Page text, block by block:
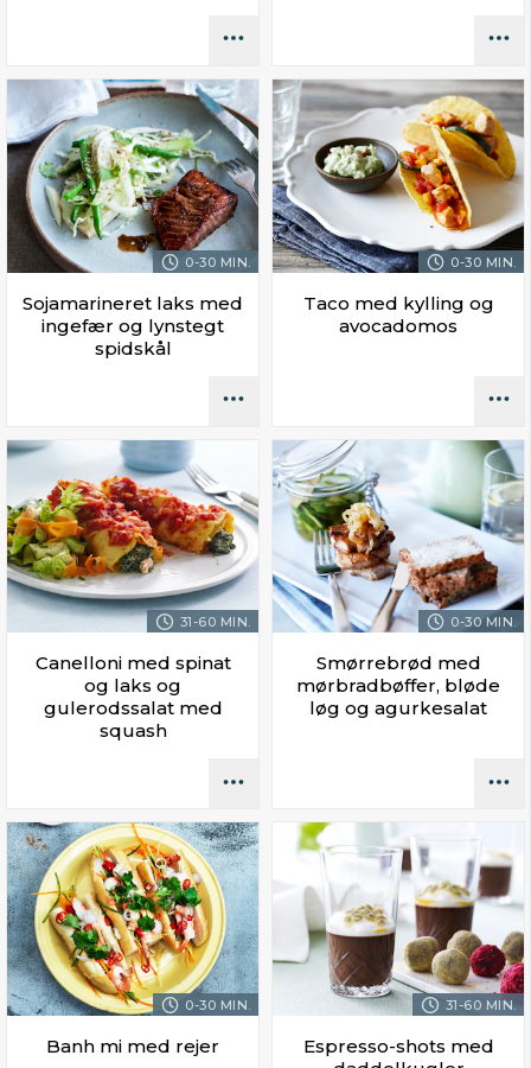
0-30 MIN.
Sojamarineret laks med
ingefær og lynstegt
spidskål
0-30 MIN.
Taco med kylling og
avocadomos
31-60 MIN.
Canelloni med spinat
og laks og
gulerodssalat med
squash
0-30 MIN.
Smørrebrød med
mørbradbøffer, bløde
løg og agurkesalat
0-30 MIN.
Banh mi med rejer
31-60 MIN.
Espresso-shots med